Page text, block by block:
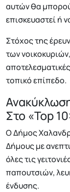
αυτών θα
επισκευαστεί ή
Στόχος της
των
τοπικό επίπεδο.
Στο «Top
Ο Δήμος
Δήμους με
όλες τις
παπουτσιών,
ένδυσης.